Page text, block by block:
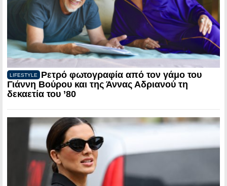
LIFESTYLE
Ρετρό φωτογραφία από τον γάμο του
Γιάννη Βούρου και της Άννας Αδριανού τη
δεκαετία του ’80